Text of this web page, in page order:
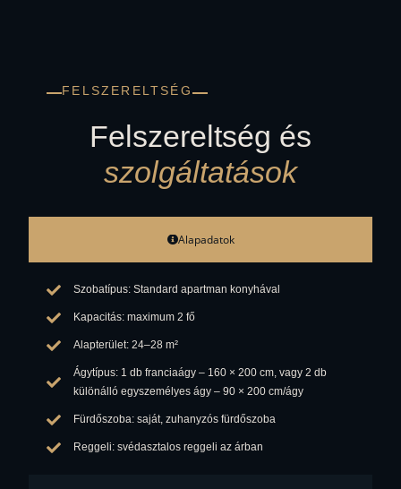
Felszereltség és
szolgáltatások
FELSZERELTSÉG
Alapadatok
Szobatípus: Standard apartman konyhával
Kapacitás: maximum 2 fő
Alapterület: 24–28 m²
Ágytípus: 1 db franciaágy – 160 × 200 cm, vagy 2 db
különálló egyszemélyes ágy – 90 × 200 cm/ágy
Fürdőszoba: saját, zuhanyzós fürdőszoba
Reggeli: svédasztalos reggeli az árban